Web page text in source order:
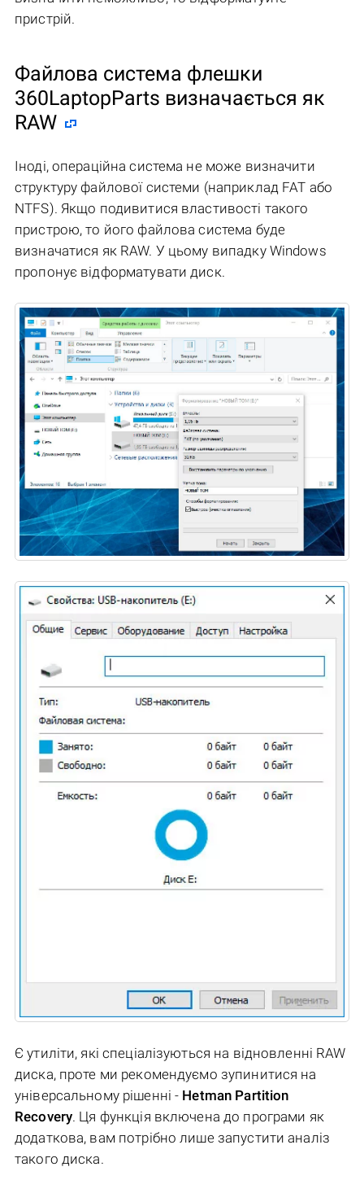
пристрій.
Файлова система флешки
360LaptopParts визначається як
RAW
Іноді, операційна система не може визначити
структуру файлової системи (наприклад FAT або
NTFS). Якщо подивитися властивості такого
пристрою, то його файлова система буде
визначатися як RAW. У цьому випадку Windows
пропонує відформатувати диск.
Є утиліти, які спеціалізуються на відновленні RAW
диска, проте ми рекомендуємо зупинитися на
універсальному рішенні - Hetman Partition
Recovery. Ця функція включена до програми як
додаткова, вам потрібно лише запустити аналіз
такого диска.